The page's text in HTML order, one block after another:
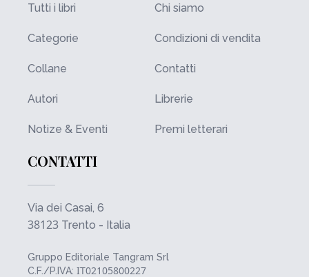
Tutti i libri
Categorie
Collane
Autori
Notize & Eventi
Chi siamo
Condizioni di vendita
Contatti
Librerie
Premi letterari
CONTATTI
Via dei Casai, 6
38123 Trento - Italia
Gruppo Editoriale Tangram Srl
C.F./P.IVA: IT02105800227